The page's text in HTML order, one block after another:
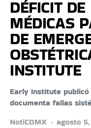
DÉFICIT
MÉDICAS
DE
INSTITUTE
Early Institute
documenta fallas
NotiCDMX
agosto